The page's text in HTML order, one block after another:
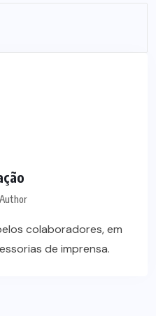
colaboradores, em
de imprensa.